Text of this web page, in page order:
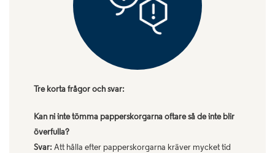
Tre korta frågor och svar:
Kan ni inte tömma papperskorgarna oftare så de inte blir
överfulla?
Svar: Att hålla efter papperskorgarna kräver mycket tid